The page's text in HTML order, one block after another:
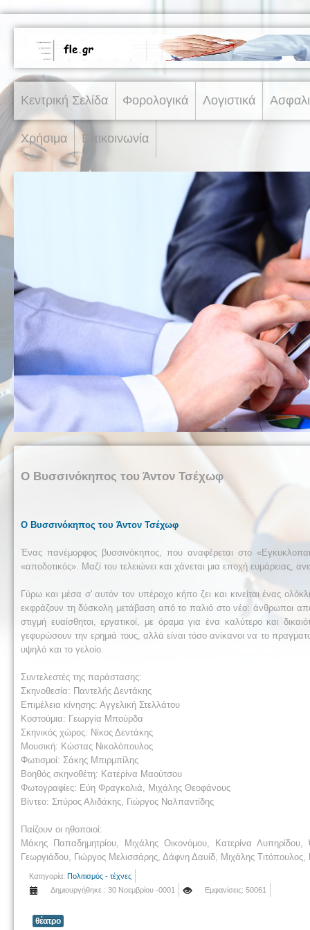
Κεντρική Σελίδα Φορολογικά Λογιστικά
Χρήσιμα Επικοινωνία
Ο Βυσσινόκηπος του Άντον Τσέχωφ
Ο Βυσσινόκηπος του Άντον Τσέχωφ
Ένας πανέμορφος βυσσινόκηπος, που αναφέρεται στο
«αποδοτικός». Μαζί του τελειώνει και χάνεται μια εποχή ευμάρειας,
Γύρω και μέσα σ' αυτόν τον υπέροχο κήπο ζει και κινείται ένας
εκφράζουν τη δύσκολη μετάβαση από το παλιό στο νέο: άνθρωποι
στιγμή ευαίσθητοι, εργατικοί, με όραμα για ένα καλύτερο και
γεφυρώσουν την ερημιά τους, αλλά είναι τόσο ανίκανοι να το
υψηλό και το γελοίο.
Συντελεστές της παράστασης:
Σκηνοθεσία: Παντελής Δεντάκης
Επιμέλεια κίνησης: Αγγελική Στελλάτου
Κοστούμια: Γεωργία Μπούρδα
Σκηνικός χώρος: Νίκος Δεντάκης
Μουσική: Κώστας Νικολόπουλος
Φωτισμοί: Σάκης Μπιρμπίλης
Βοηθός σκηνοθέτη: Κατερίνα Μαούτσου
Φωτογραφίες: Εύη Φραγκολιά, Μιχάλης Θεοφάνους
Βίντεο: Σπύρος Αλιδάκης, Γιώργος Ναλπαντίδης
Παίζουν οι ηθοποιοί:
Μάκης Παπαδημητρίου, Μιχάλης Οικονόμου, Κατερίνα
Γεωργιάδου, Γιώργος Μελισσάρης, Δάφνη Δαυίδ, Μιχάλης
Κατηγορία: Πολιτισμός - τέχνες
Δημιουργήθηκε : 30 Νοεμβρίου -0001
Εμφανίσεις: 50061
θέατρο